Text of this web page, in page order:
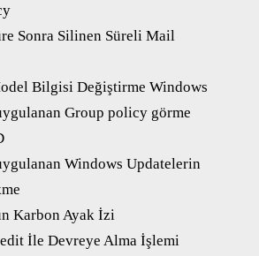
Sonra Silinen Süreli Mail
Bilgisi Değiştirme Windows
Group policy görme
Windows Updatelerin
Karbon Ayak İzi
İle Devreye Alma İşlemi